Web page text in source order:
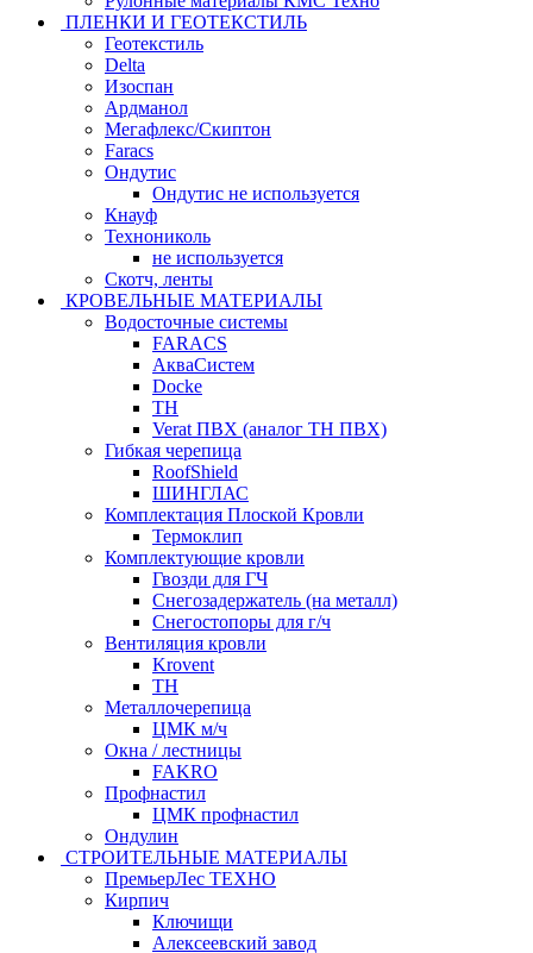
ПЛЕНКИ И ГЕОТЕКСТИЛЬ
Геотекстиль
Delta
Изоспан
Ардманол
Мегафлекс/Скиптон
Faracs
Ондутис
Ондутис не используется
Кнауф
Технониколь
не используется
Скотч, ленты
КРОВЕЛЬНЫЕ МАТЕРИАЛЫ
Водосточные системы
FARACS
АкваСистем
Docke
ТН
Verat ПВХ (аналог ТН ПВХ)
Гибкая черепица
RoofShield
ШИНГЛАС
Комплектация Плоской Кровли
Термоклип
Комплектующие кровли
Гвозди для ГЧ
Снегозадержатель (на металл)
Снегостопоры для г/ч
Вентиляция кровли
Krovent
ТН
Металлочерепица
ЦМК м/ч
Окна / лестницы
FAKRO
Профнастил
ЦМК профнастил
Ондулин
СТРОИТЕЛЬНЫЕ МАТЕРИАЛЫ
ПремьерЛес ТЕХНО
Кирпич
Ключищи
Алексеевский завод